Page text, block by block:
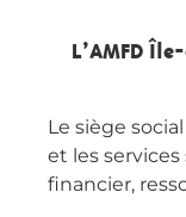
L’AMFD
Le siège
et les
financier,